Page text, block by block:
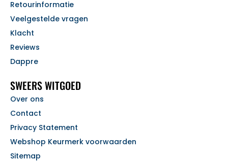
Retourinformatie
Veelgestelde vragen
Klacht
Reviews
Dappre
SWEERS WITGOED
Over ons
Contact
Privacy Statement
Webshop Keurmerk voorwaarden
Sitemap